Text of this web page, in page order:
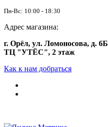
Пн-Вс: 10:00 - 18:30
Адрес магазина:
г. Орёл, ул. Ломоносова, д. 6Б
ТЦ "УТЁС", 2 этаж
Как к нам добраться